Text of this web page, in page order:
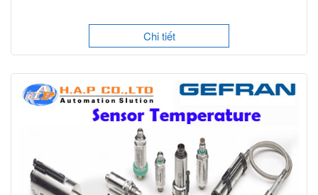
Chi tiết